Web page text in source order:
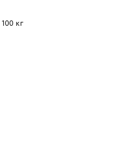
100 кг